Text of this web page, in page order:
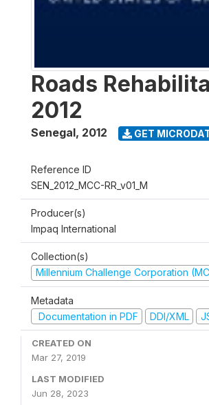
Roads
2012
Senegal, 2012 GET
Reference ID
SEN_2012_MCC-RR_v01_M
Producer(s)
Impaq International
Collection(s)
Millennium Challenge Corporation
Metadata
Documentation in PDF
DDI/XML
CREATED ON
Mar 27, 2019
LAST MODIFIED
Jun 28, 2023